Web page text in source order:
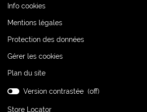
Info cookies(ouvre
une
fenêtre)
Mentions légales(ouvre
une
fenêtre)
Protection des données(ouvre
Gérer les cookies
Plan du site
Version contrastée (off)
Store Locator